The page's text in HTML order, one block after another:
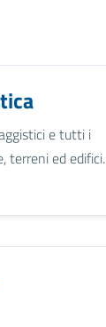
e tutti i
terreni ed edifici.